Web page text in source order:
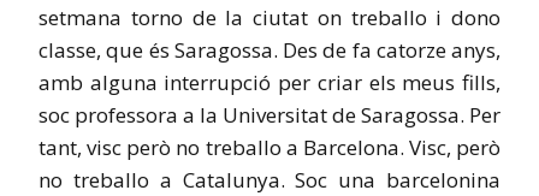
setmana torno de la ciutat on treballo i dono
classe, que és Saragossa. Des de fa catorze anys,
amb alguna interrupció per criar els meus fills,
soc professora a la Universitat de Saragossa. Per
tant, visc però no treballo a Barcelona. Visc, però
no treballo a Catalunya. Soc una barcelonina